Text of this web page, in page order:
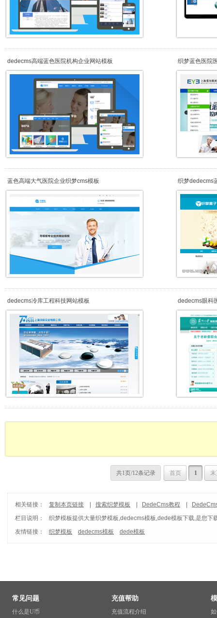
dedecms高端蓝色医院机构企业网站模板 织梦蓝色医院
蓝色高端大气医院企业织梦cms模板 织梦dedecms
dedecms冷库工程科技网站模板 dedecms眼科
共1页/12条记录 首页 1 末
相关链接： 复制本页链接 搜索织梦模板 DedeCms教程
栏目说明：
织梦模板提供大量织梦模板,dedecms模板,dede模板下载,是您
友情链接：
织梦模板 dedecms模板 dede模板
常见问题
什么是U币
充值帮助
充值流程介绍